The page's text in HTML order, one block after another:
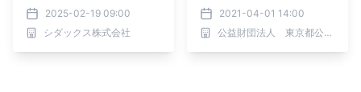
設8カ所を一括受託
2025-02-19 09:00
シダックス株式会社
2021-04-01 14:00
公益財団法人 東京都公園協会